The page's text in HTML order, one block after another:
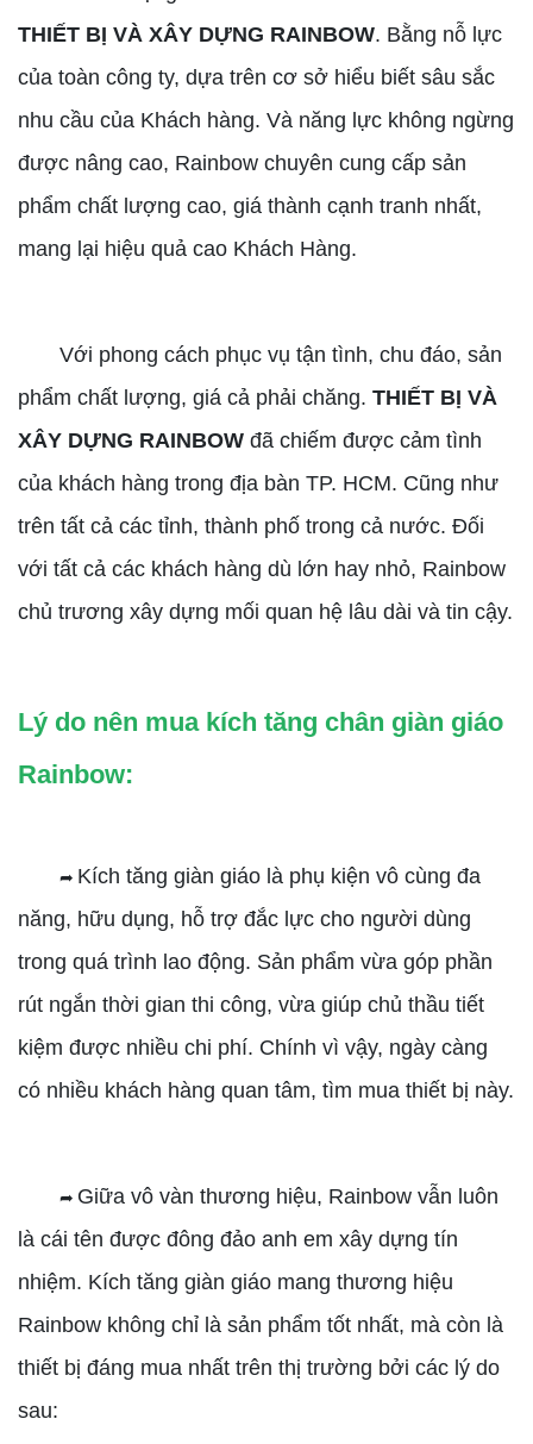
THIẾT BỊ VÀ XÂY DỰNG RAINBOW. Bằng nỗ lực
của toàn công ty, dựa trên cơ sở hiểu biết sâu sắc
nhu cầu của Khách hàng. Và năng lực không ngừng
được nâng cao, Rainbow chuyên cung cấp sản
phẩm chất lượng cao, giá thành cạnh tranh nhất,
mang lại hiệu quả cao Khách Hàng.
Với phong cách phục vụ tận tình, chu đáo, sản
phẩm chất lượng, giá cả phải chăng. THIẾT BỊ VÀ
XÂY DỰNG RAINBOW đã chiếm được cảm tình
của khách hàng trong địa bàn TP. HCM. Cũng như
trên tất cả các tỉnh, thành phố trong cả nước. Đối
với tất cả các khách hàng dù lớn hay nhỏ, Rainbow
chủ trương xây dựng mối quan hệ lâu dài và tin cậy.
Lý do nên mua kích tăng chân giàn giáo
Rainbow:
➦ Kích tăng giàn giáo là phụ kiện vô cùng đa
năng, hữu dụng, hỗ trợ đắc lực cho người dùng
trong quá trình lao động. Sản phẩm vừa góp phần
rút ngắn thời gian thi công, vừa giúp chủ thầu tiết
kiệm được nhiều chi phí. Chính vì vậy, ngày càng
có nhiều khách hàng quan tâm, tìm mua thiết bị này.
➦ Giữa vô vàn thương hiệu, Rainbow vẫn luôn
là cái tên được đông đảo anh em xây dựng tín
nhiệm. Kích tăng giàn giáo mang thương hiệu
Rainbow không chỉ là sản phẩm tốt nhất, mà còn là
thiết bị đáng mua nhất trên thị trường bởi các lý do
sau: